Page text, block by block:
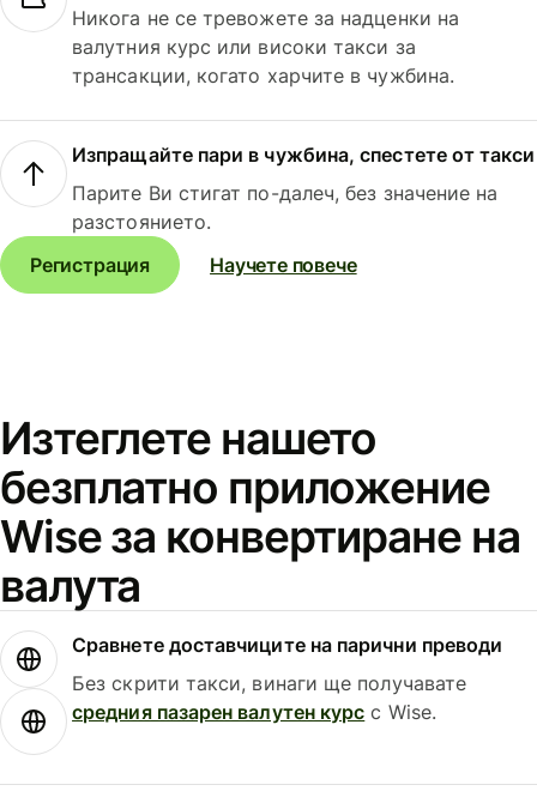
Никога не се тревожете за надценки на
валутния курс или високи такси за
трансакции, когато харчите в чужбина.
Изпращайте пари в чужбина, спестете от такси
Парите Ви стигат по-далеч, без значение на
разстоянието.
Регистрация
Научете повече
Изтеглете нашето
безплатно приложение
Wise за конвертиране на
валута
Сравнете доставчиците на парични преводи
Без скрити такси, винаги ще получавате
средния пазарен валутен курс с Wise.